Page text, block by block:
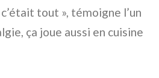
tout », témoigne l’un
ça joue aussi en cuisine